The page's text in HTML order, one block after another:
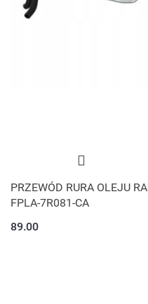
PRZEWÓD RURA OLEJU
FPLA-7R081-CA
89.00